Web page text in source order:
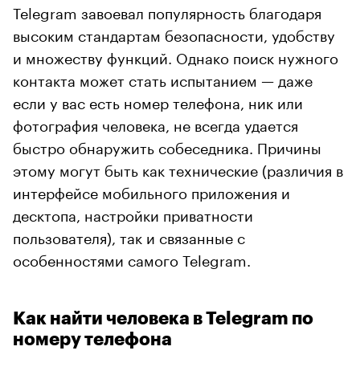
Telegram завоевал популярность благодаря
высоким стандартам безопасности, удобству
и множеству функций. Однако поиск нужного
контакта может стать испытанием — даже
если у вас есть номер телефона, ник или
фотография человека, не всегда удается
быстро обнаружить собеседника. Причины
этому могут быть как технические (различия в
интерфейсе мобильного приложения и
десктопа, настройки приватности
пользователя), так и связанные с
особенностями самого Telegram.
Как найти человека в Telegram по
номеру телефона